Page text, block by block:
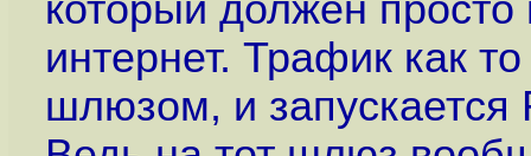
который должен просто
интернет. Трафик как
шлюзом, и запускается